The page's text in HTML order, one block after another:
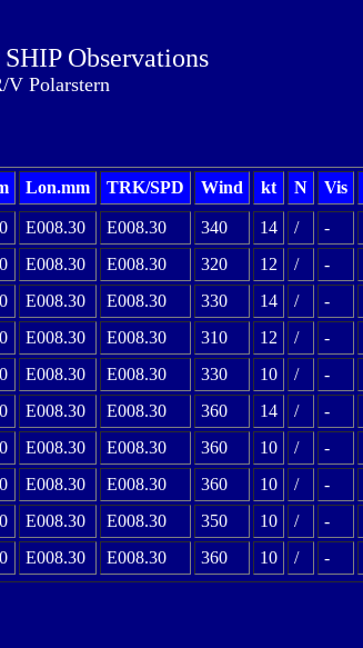
Observations
Polarstern
Lon.mm TRK/SPD Wind kt N Vis
E008.30 E008.30 340 14 / -
E008.30 E008.30 320 12 / -
E008.30 E008.30 330 14 / -
E008.30 E008.30 310 12 / -
E008.30 E008.30 330 10 / -
E008.30 E008.30 360 14 / -
E008.30 E008.30 360 10 / -
E008.30 E008.30 360 10 / -
E008.30 E008.30 350 10 / -
E008.30 E008.30 360 10 / -